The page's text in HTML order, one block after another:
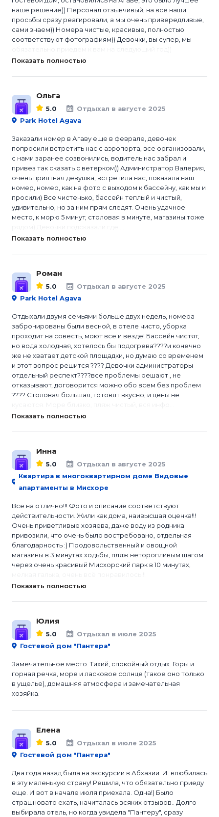
наше решение)) Персонал отзывчивый, на все наши
просьбы сразу реагировали, а мы очень привередливые,
сами знаем)) Номера чистые, красивые, полностью
соответствуют фотографиям)) Девочки, вы супер, мы
Показать полностью
Ольга
5.0
Отдыхал в августе 2025
Park Hotel Agava
Заказали номер в Агаву еще в феврале, девочек
попросили встретить нас с аэропорта, все организовали,
с нами заранее созвонились, водитель нас забрал и
привез так сказать с ветерком)) Администратор Валерия,
очень приятная девушка, встретила нас, показала наш
номер, номер, как на фото с выходом к бассейну, как мы и
просили) Все чистенько, бассейн теплый и чистый,
удивительно, но за ним прям следят. Очень удачное
место, к морю 5 минут, столовая в минуте, магазины тоже
Показать полностью
Роман
5.0
Отдыхал в августе 2025
Park Hotel Agava
Отдыхали двумя семьями больше двух недель, номера
забронированы были весной, в отеле чисто, уборка
проходит на совесть, моют все и везде! Бассейн чистят,
но вода холодная, хотелось бы подогрева????и конечно
же не хватает детской площадки, но думаю со временем
и этот вопрос решится ???? Девочки администраторы
отдельный респект????все проблемы решают , не
отказывают, договорится можно обо всем без проблем
???? Столовая большая, готовят вкусно, и цены не
Показать полностью
Инна
5.0
Отдыхал в августе 2025
Квартира в многоквартирном доме Видовые
апартаменты в Мисхоре
Всё на отлично!!! Фото и описание соответствуют
действительности. Жили как дома, наивысшая оценка!!!
Очень приветливые хозяева, даже воду из родника
привозили, что очень было востребовано, отдельная
благодарность :) Продовольственный и овощной
магазины в 3 минутах ходьбы, пляж неторопливым шагом
через очень красивый Мисхорский парк в 10 минутах,
Показать полностью
Юлия
5.0
Отдыхал в июле 2025
Гостевой дом "Пантера"
Замечательное место. Тихий, спокойный отдых. Горы и
горная речка, море и ласковое солнце (такое оно только
в ущелье), домашняя атмосфера и замечательная
хозяйка.
Елена
5.0
Отдыхал в июле 2025
Гостевой дом "Пантера"
Два года назад была на экскурсии в Абхазии. И..влюбилась
в эту маленькую страну! Решила, что обязательно приеду
еще. И вот в начале июля приехала. Одна!) Было
страшновато ехать, начиталась всяких отзывов.. Долго
выбирала отель, но когда увидела "Пантеру", сразу